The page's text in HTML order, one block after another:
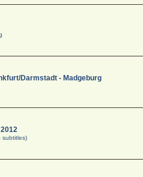
Darmstadt - Madgeburg
subtitles)